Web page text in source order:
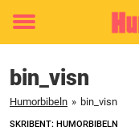
Toggle
bin_visn
Humorbibeln » bin_visn
SKRIBENT: HUMORBIBELN